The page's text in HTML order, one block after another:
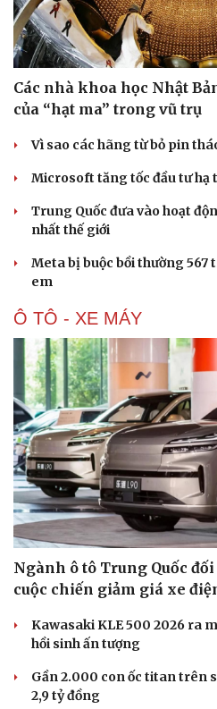
Văn hóa
Văn học
Âm nhạc
Các nhà khoa học Nhật
của “hạt ma” trong vũ trụ
Vì sao các hãng từ bỏ pin
Microsoft tăng tốc đầu tư hạ
Trung Quốc đưa vào hoạt
nhất thế giới
Meta bị buộc bồi thường 567
em
Ô TÔ - XE MÁY
Ngành ô tô Trung Quốc
cuộc chiến giảm giá xe
Kawasaki KLE 500 2026 ra
hồi sinh ấn tượng
Gần 2.000 con ốc titan trên
2,9 tỷ đồng